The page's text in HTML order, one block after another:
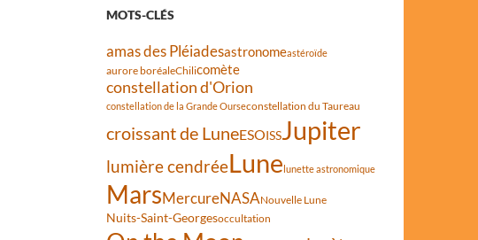
MOTS-CLÉS
amas des Pléiadesastronomeastéroïde
aurore boréaleChilicomète
constellation d'Orion
constellation de la Grande Ourseconstellation du Taureau
croissant de LuneESOISSJupiter
lumière cendréeLunelunette astronomique
MarsMercureNASANouvelle Lune
Nuits-Saint-Georgesoccultation